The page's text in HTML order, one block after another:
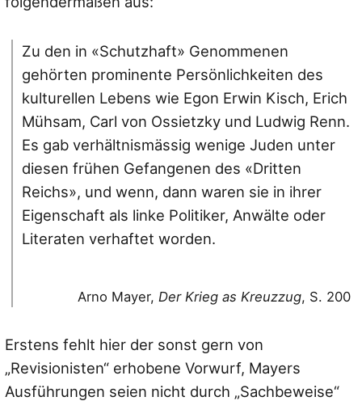
Zu den in «Schutzhaft» Genommenen
gehörten prominente Persönlichkeiten des
kulturellen Lebens wie Egon Erwin Kisch, Erich
Mühsam, Carl von Ossietzky und Ludwig Renn.
Es gab verhältnismässig wenige Juden unter
diesen frühen Gefangenen des «Dritten
Reichs», und wenn, dann waren sie in ihrer
Eigenschaft als linke Politiker, Anwälte oder
Literaten verhaftet worden.
Arno Mayer, Der Krieg as Kreuzzug, S. 200
Erstens fehlt hier der sonst gern von
„Revisionisten“ erhobene Vorwurf, Mayers
Ausführungen seien nicht durch „Sachbeweise“